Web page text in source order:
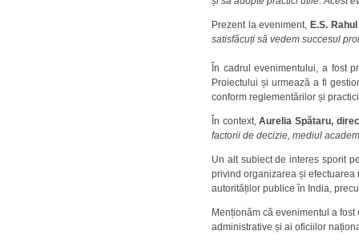
Prezent la eveniment, E.S.
satisfăcuți să vedem succesul
În cadrul evenimentului, a fost
Proiectului și urmează a fi
conform reglementărilor și
În context,Aurelia Spătaru,
factorii de decizie, mediul
Un alt subiect de interes sporit
privind organizarea și
autorităților publice în India,
Menționăm că evenimentul a
administrative și ai oficiilor